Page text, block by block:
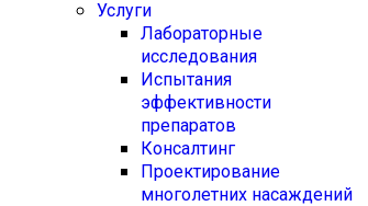
Услуги
Лабораторные
исследования
Испытания
эффективности
препаратов
Консалтинг
Проектирование
многолетних насаждений